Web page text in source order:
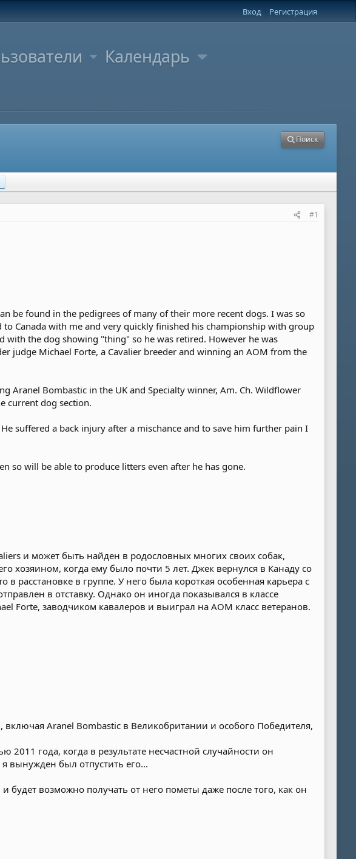
Вход Регистрация
Календарь
Поиск
#1
be found in the pedigrees of many of their more recent dogs. I was so
Canada with me and very quickly finished his championship with group
with the dog showing "thing" so he was retired. However he was
judge Michael Forte, a Cavalier breeder and winning an AOM from the
Aranel Bombastic in the UK and Specialty winner, Am. Ch. Wildflower
current dog section.
suffered a back injury after a mischance and to save him further pain I
so will be able to produce litters even after he has gone.
и может быть найден в родословных многих своих собак,
хозяином, когда ему было почти 5 лет. Джек вернулся в Канаду со
расстановке в группе. У него была короткая особенная карьера с
в отставку. Однако он иногда показывался в классе
Forte, заводчиком кавалеров и выиграл на AOM класс ветеранов.
Aranel Bombastic в Великобритании и особого Победителя,
года, когда в результате несчастной случайности он
вынужден был отпустить его...
возможно получать от него пометы даже после того, как он